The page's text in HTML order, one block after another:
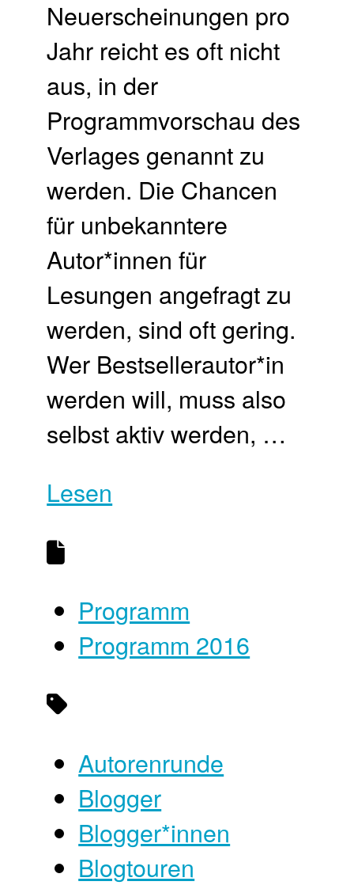
Neuerscheinungen pro
Jahr reicht es oft nicht
aus, in der
Programmvorschau des
Verlages genannt zu
werden. Die Chancen
für unbekanntere
Autor*innen für
Lesungen angefragt zu
werden, sind oft gering.
Wer Bestsellerautor*in
werden will, muss also
selbst aktiv werden, …
Lesen
Programm
Programm 2016
Autorenrunde
Blogger
Blogger*innen
Blogtouren